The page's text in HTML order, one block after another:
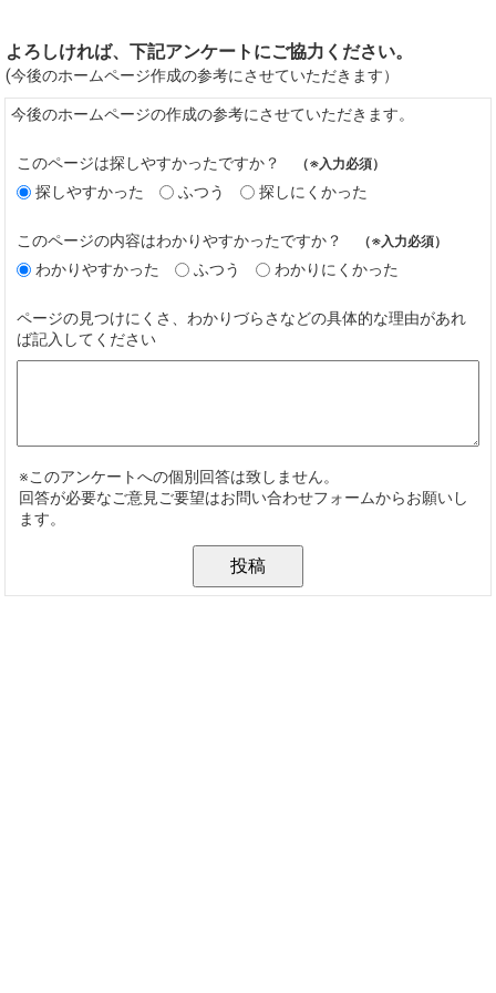
よろしければ、下記アンケートにご協力ください。
(今後のホームページ作成の参考にさせていただきます）
今後のホームページの作成の参考にさせていただきます。
このページは探しやすかったですか？ （※入力必須）
探しやすかった ふつう 探しにくかった
このページの内容はわかりやすかったですか？ （※入力必須）
わかりやすかった ふつう わかりにくかった
ページの見つけにくさ、わかりづらさなどの具体的な理由があれ
ば記入してください
※このアンケートへの個別回答は致しません。
回答が必要なご意見ご要望はお問い合わせフォームからお願いし
ます。